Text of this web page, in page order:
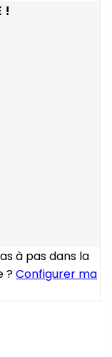
!
à pas dans la
?Configurer ma